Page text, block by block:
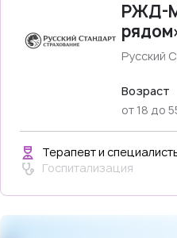
РЖД-
Русский
Возраст
от 18 до
Терапевт и
Госпитализация